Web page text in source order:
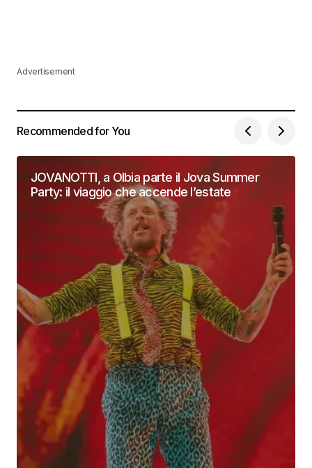
Advertisement
Recommended for You
JOVANOTTI, a Olbia parte il Jova Summer
Party: il viaggio che accende l’estate